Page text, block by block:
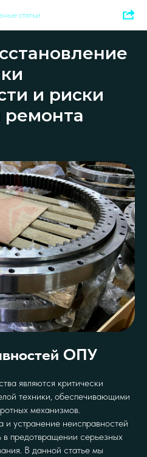
статьи
и риски
ремонта
ОПУ
являются критически
техники, обеспечивающими
механизмов.
и устранение неисправностей
предотвращении серьезных
В данной статье мы